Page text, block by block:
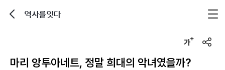
역사를잇다
u
마리 앙투아네트, 정말 희대의 악녀였을까?